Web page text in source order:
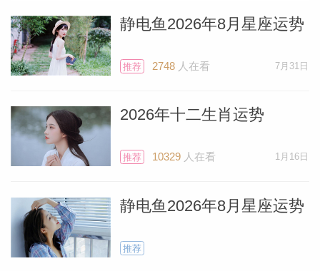
静电鱼2026年8月星座运势
推荐 2748人在看 7月31日
2026年十二生肖运势
推荐 10329人在看 1月16日
静电鱼2026年8月星座运势
推荐